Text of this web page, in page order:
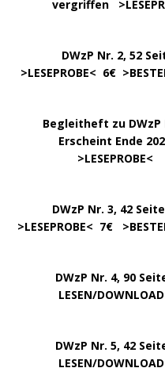
vergriffen >
DWzP Nr. 2, 52
>LESEPROBE< 6€ >
Begleitheft zu DWzP
Erscheint Ende
>LESEPROBE<
DWzP Nr. 3, 42
>LESEPROBE< 7€ >
DWzP Nr. 4, 90
LESEN/DOWNLOAD
DWzP Nr. 5, 42
LESEN/DOWNLOAD